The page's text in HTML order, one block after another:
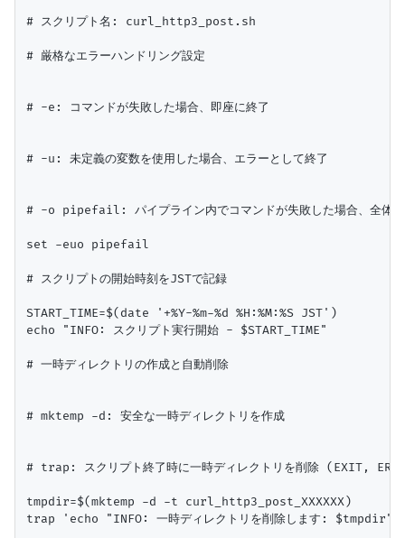
# スクリプト名: curl_http3_post.sh
# 厳格なエラーハンドリング設定
# -e: コマンドが失敗した場合、即座に終了
# -u: 未定義の変数を使用した場合、エラーとして終了
# -o pipefail: パイプライン内でコマンドが失敗した場合、全体の
set -euo pipefail
# スクリプトの開始時刻をJSTで記録
START_TIME=$(date '+%Y-%m-%d %H:%M:%S JST')
echo "INFO: スクリプト実行開始 - $START_TIME"
# 一時ディレクトリの作成と自動削除
# mktemp -d: 安全な一時ディレクトリを作成
# trap: スクリプト終了時に一時ディレクトリを削除 (EXIT, ERR
tmpdir=$(mktemp -d -t curl_http3_post_XXXXXX)
trap 'echo "INFO: 一時ディレクトリを削除します: